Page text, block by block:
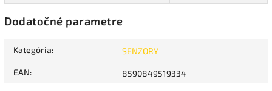
Dodatočné parametre
Kategória: SENZORY
EAN: 8590849519334